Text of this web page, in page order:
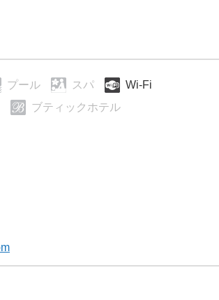
プール スパ
Wi-Fi
ブティックホテル